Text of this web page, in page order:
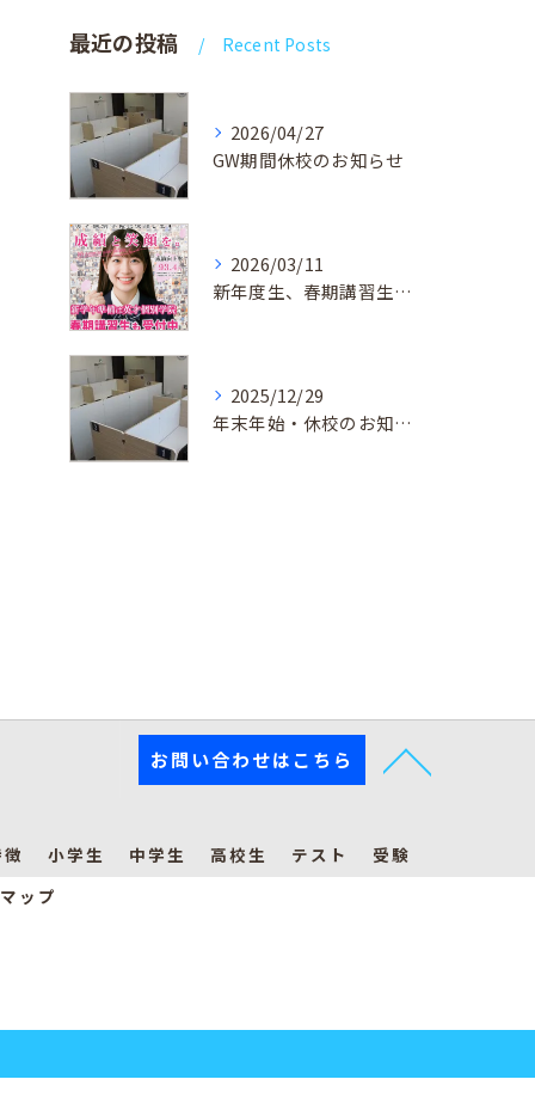
最近の投稿 Recent Posts
2026/04/27
GW期間休校のお知らせ
2026/03/11
新年度生、春期講習生 受付中！
2025/12/29
年末年始・休校のお知らせ
お問い合わせはこちら
小学生 中学生 高校生 テスト
受験
ップ